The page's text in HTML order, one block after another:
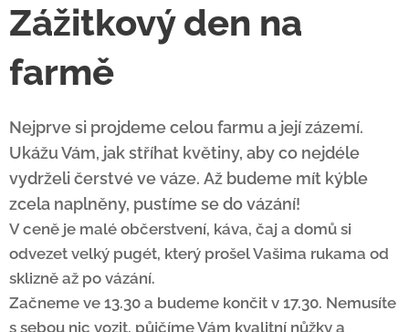
Zážitkový den na
farmě
Nejprve si projdeme celou farmu a její zázemí.
Ukážu Vám, jak stříhat květiny, aby co nejdéle
vydrželi čerstvé ve váze. Až budeme mít kýble
zcela naplněny, pustíme se do vázání!
V ceně je malé občerstvení, káva, čaj a domů si
odvezet velký pugét, který prošel Vašima rukama od
sklizně až po vázání.
Začneme ve 13.30 a budeme končit v 17.30. Nemusíte
s sebou nic vozit, půjčíme Vám kvalitní nůžky a